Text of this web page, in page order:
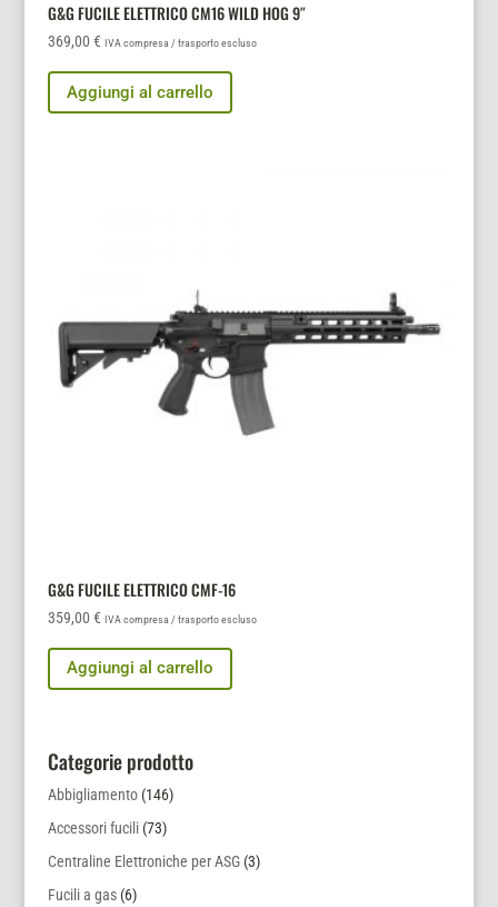
G&G FUCILE ELETTRICO CM16 WILD HOG 9″
369,00 € IVA compresa / trasporto escluso
Aggiungi al carrello
G&G FUCILE ELETTRICO CMF-16
359,00 € IVA compresa / trasporto escluso
Aggiungi al carrello
Categorie prodotto
Abbigliamento (146)
Accessori fucili (73)
Centraline Elettroniche per ASG (3)
Fucili a gas (6)